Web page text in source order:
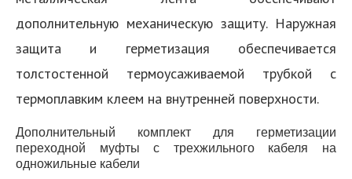
дополнительную механическую защиту. Наружная
защита и герметизация обеспечивается
толстостенной термоусаживаемой трубкой с
термоплавким клеем на внутренней поверхности.
Дополнительный комплект для герметизации
переходной муфты с трехжильного кабеля на
одножильные кабели